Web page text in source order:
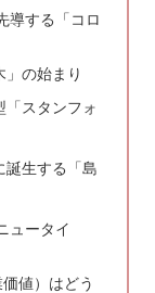
導する「コロ
」の始まり
「スタンフォ
誕生する「島
ュータイ
値）はどう